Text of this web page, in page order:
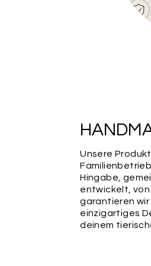
Unsere
Hingabe,
entwickelt,
garantieren
einzigartiges
deinem